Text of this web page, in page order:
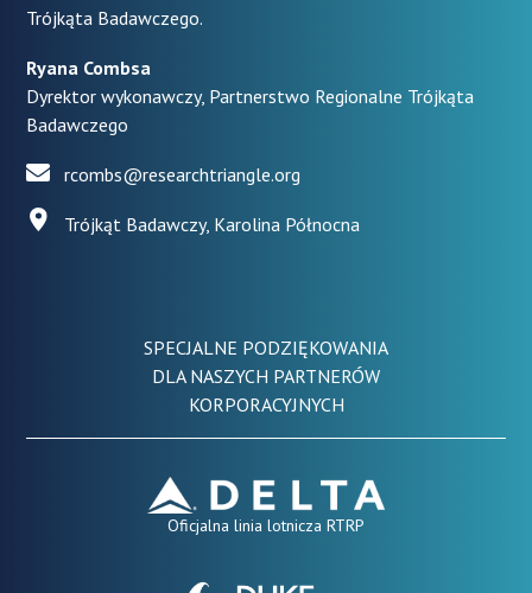
Trójkąta Badawczego.
Ryana Combsa
Dyrektor wykonawczy, Partnerstwo Regionalne Trójkąta
Badawczego
rcombs@researchtriangle.org
Trójkąt Badawczy, Karolina Północna
SPECJALNE PODZIĘKOWANIA
DLA NASZYCH PARTNERÓW
KORPORACYJNYCH
Oficjalna linia lotnicza RTRP